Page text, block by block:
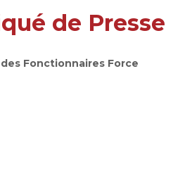
de Presse
Fonctionnaires Force